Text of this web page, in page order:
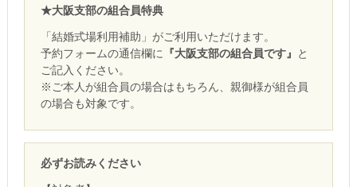
★大阪支部の組合員特典
「結婚式場利用補助」がご利用いただけます。
予約フォームの通信欄に 『大阪支部の組合員です』
と
ご記入ください。
※ご本人が組合員の場合はもちろん、親御様が組合員
の場合も対象です。
必ずお読みください